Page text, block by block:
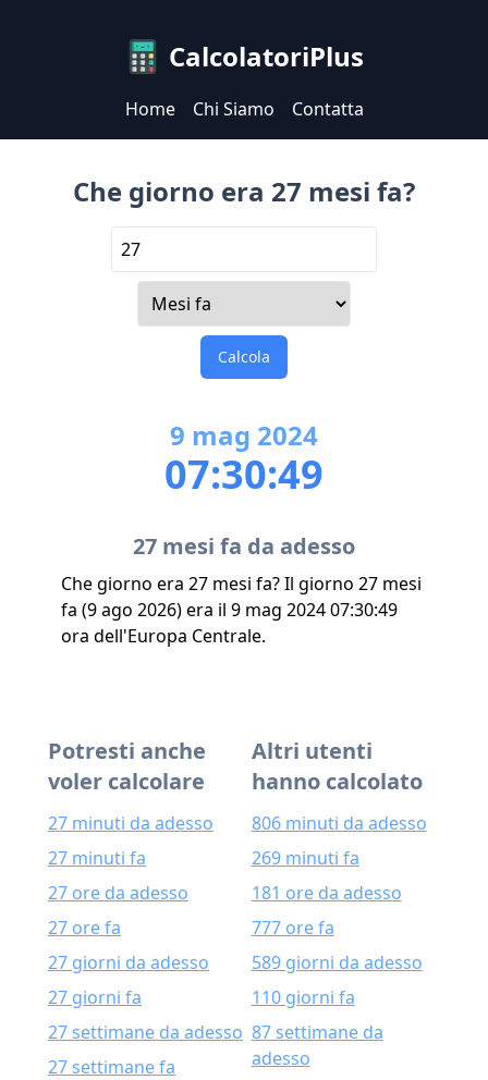
CalcolatoriPlus
Home Chi Siamo Contatta
Che giorno era 27 mesi fa?
Calcola
9 mag 2024
07:30:49
27 mesi fa da adesso
Che giorno era 27 mesi fa? Il giorno 27 mesi
fa (9 ago 2026) era il 9 mag 2024 07:30:49
ora dell'Europa Centrale.
Potresti anche
voler calcolare
27 minuti da adesso
27 minuti fa
27 ore da adesso
27 ore fa
27 giorni da adesso
27 giorni fa
27 settimane da adesso
27 settimane fa
Altri utenti
hanno calcolato
806 minuti da adesso
269 minuti fa
181 ore da adesso
777 ore fa
589 giorni da adesso
110 giorni fa
87 settimane da
adesso